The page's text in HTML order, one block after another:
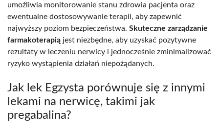
umożliwia monitorowanie stanu zdrowia pacjenta oraz
ewentualne dostosowywanie terapii, aby zapewnić
najwyższy poziom bezpieczeństwa. Skuteczne zarządzanie
farmakoterapią jest niezbędne, aby uzyskać pozytywne
rezultaty w leczeniu nerwicy i jednocześnie zminimalizować
ryzyko wystąpienia działań niepożądanych.
Jak lek Egzysta porównuje się z innymi
lekami na nerwicę, takimi jak
pregabalina?